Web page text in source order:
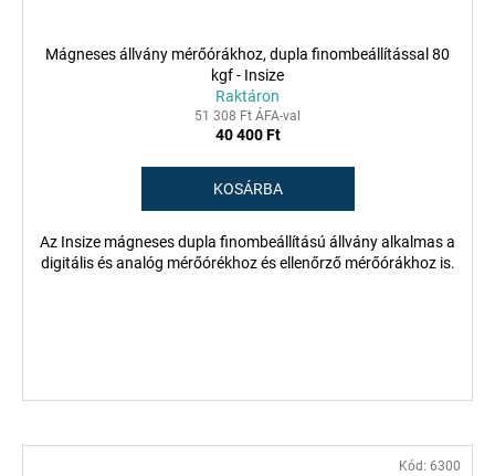
Mágneses állvány mérőórákhoz, dupla finombeállítással 80
kgf - Insize
Raktáron
51 308 Ft ÁFA-val
40 400 Ft
KOSÁRBA
Az Insize mágneses dupla finombeállítású állvány alkalmas a
digitális és analóg mérőórékhoz és ellenőrző mérőórákhoz is.
Kód: 6300